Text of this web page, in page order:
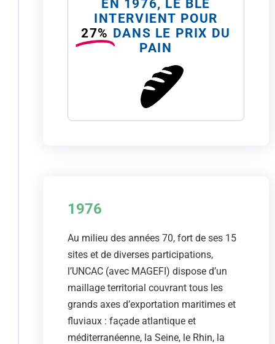
EN 1976, LE BLÉ
INTERVIENT POUR
27% DANS LE PRIX DU
PAIN
1976
Au milieu des années 70, fort de ses 15
sites et de diverses participations,
l’UNCAC (avec MAGEFI) dispose d’un
maillage territorial couvrant tous les
grands axes d’exportation maritimes et
fluviaux : façade atlantique et
méditerranéenne, la Seine, le Rhin, la